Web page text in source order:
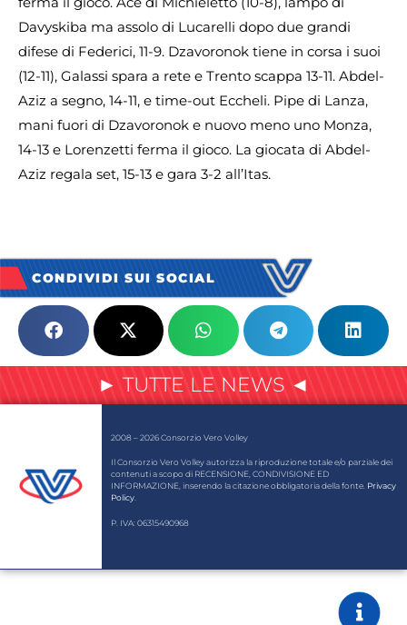
Davyskiba ma assolo di Lucarelli dopo due grandi
difese di Federici, 11-9. Dzavoronok tiene in corsa i suoi
(12-11), Galassi spara a rete e Trento scappa 13-11. Abdel-
Aziz a segno, 14-11, e time-out Eccheli. Pipe di Lanza,
mani fuori di Dzavoronok e nuovo meno uno Monza,
14-13 e Lorenzetti ferma il gioco. La giocata di Abdel-
Aziz regala set, 15-13 e gara 3-2 all’Itas.
CONDIVIDI SUI SOCIAL
► TUTTE LE NEWS ◄
2008 – 2026 Consorzio Vero Volley
Il Consorzio Vero Volley autorizza la riproduzione totale e/o parziale dei
contenuti a scopo di RECENSIONE, CONDIVISIONE ED
INFORMAZIONE, inserendo la citazione obbligatoria della fonte. Privacy
Policy.
P. IVA: 06315490968